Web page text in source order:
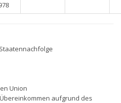
Union
aufgrund des